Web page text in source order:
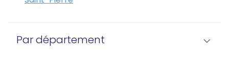
Par département